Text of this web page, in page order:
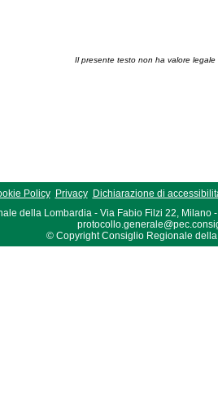
Il presente testo non ha valore
Policy Privacy Dichiarazione di
della Lombardia - Via Fabio Filzi 22, Milano
© Copyright Consiglio Regionale